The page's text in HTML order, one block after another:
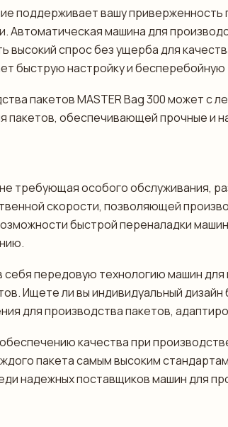
поддерживает вашу приверженность
Автоматическая машина для
высокий спрос без ущерба для
быструю настройку и бесперебойную
пакетов MASTER Bag 300 может с
пакетов, обеспечивающей прочные и
требующая особого обслуживания,
скорости, позволяющей
быстрой переналадки
передовую технологию машин
Ищете ли вы индивидуальный
для производства пакетов,
качества при
пакета самым высоким
надежных поставщиков машин для